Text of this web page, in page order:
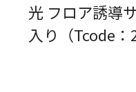
光 フロア誘導
入り（Tcode：